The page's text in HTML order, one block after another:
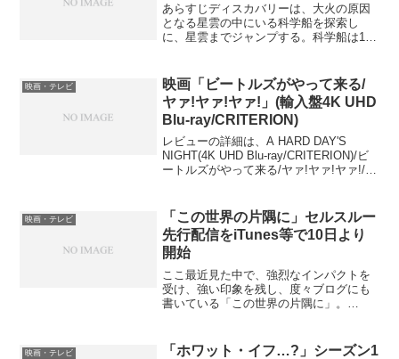
あらすじディスカバリーは、大火の原因
となる星雲の中にいる科学船を探索し
に、星雲までジャンプする。科学船は125
た。しかし、科学船には生存者の生体反
応を示していて、サルーは...
映画・テレビ
映画「ビートルズがやって来る/
ヤァ!ヤァ!ヤァ!」(輸入盤4K UHD
Blu-ray/CRITERION)
レビューの詳細は、A HARD DAY'S
NIGHT(4K UHD Blu-ray/CRITERION)/ビ
ートルズがやって来る/ヤァ!ヤァ!ヤァ!/輸
BE...
映画・テレビ
「この世界の片隅に」セルスルー
先行配信をiTunes等で10日より
開始
ここ最近見た中で、強烈なインパクトを
受け、強い印象を残し、度々ブログにも
書いている「この世界の片隅に」。
言った配信サイトで、セルスルー(買...
映画・テレビ
「ホワット・イフ…?」シーズン1